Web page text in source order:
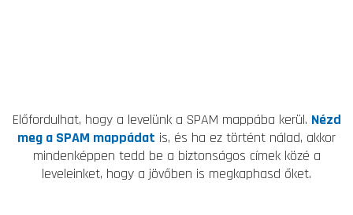
Előfordulhat, hogy a levelünk a SPAM mappába kerül. Nézd
meg a SPAM mappádat is, és ha ez történt nálad, akkor
mindenképpen tedd be a biztonságos címek közé a
leveleinket, hogy a jövőben is megkaphasd őket.